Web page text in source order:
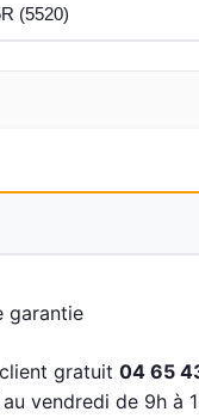
garantie
gratuit 04 65
vendredi de 9h à